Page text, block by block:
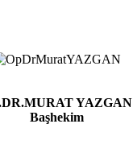
YAZGAN
Başhekim